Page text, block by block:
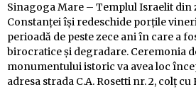
Sinagoga Mare – Templul Israelit din
Constanței își redeschide porțile
perioadă de peste zece ani în care a
birocratice și degradare. Ceremonia
monumentului istoric va avea loc
adresa strada C.A. Rosetti nr. 2, colț cu